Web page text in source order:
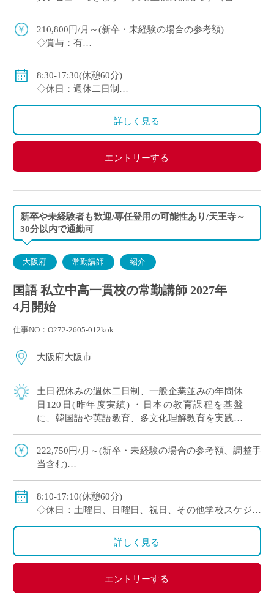
曜日＋日曜、祝日休み） ・2～3年後を […]
210,800円/月～(新卒・未経験の場合の参考額)
◇賞与：有
◇保険：私学共済、雇用保険、労災保険
8:30-17:30(休憩60分)
◇休日：週休二日制
日曜日、祝日、その他学校スケジュールによる
詳しく見る
エントリーする
新卒や未経験者も歓迎/専任登用の可能性あり/天王寺～
30分以内で通勤可
大阪府 常勤講師 紹介
国語 私立中高一貫校の常勤講師 2027年
4月開始
仕事NO：O272-2605-012kok
大阪府大阪市
土日祝休みの週休二日制、一般企業並みの年間休
日120日(昨年度実績) ・日本の教育課程を基盤
に、韓国語や英語教育、多文化理解教育を実践す
多様な文化や言語、価値観に触れられる教 […]
222,750円/月～(新卒・未経験の場合の参考額、調整手
当含む)
場合337,700円/月
◇賞与：有(約3.5ヶ月分 ※初年度のみ1.5ヶ月分)
◇手当：家族手当、担任手当、部活手当など
8:10-17:10(休憩60分)
◇休日：土曜日、日曜日、祝日、その他学校スケジュ
※昨年度実績：年間休日120日
詳しく見る
エントリーする